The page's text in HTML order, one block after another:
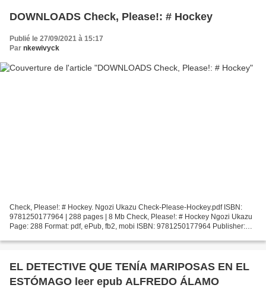
DOWNLOADS Check, Please!: # Hockey
Publié le 27/09/2021 à 15:17
Par nkewivyck
Check, Please!: # Hockey. Ngozi Ukazu Check-Please-Hockey.pdf ISBN:
9781250177964 | 288 pages | 8 Mb Check, Please!: # Hockey Ngozi Ukazu
Page: 288 Format: pdf, ePub, fb2, mobi ISBN: 9781250177964 Publisher:
EL DETECTIVE QUE TENÍA MARIPOSAS EN EL
ESTÓMAGO leer epub ALFREDO ÁLAMO